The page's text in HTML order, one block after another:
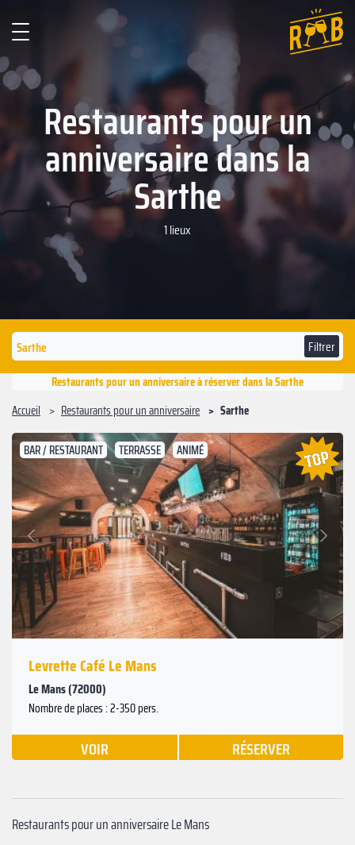
Restaurants pour un
anniversaire dans la
Sarthe
1 lieux
Filtrer
Restaurants pour un anniversaire à réserver dans la Sarthe
Accueil
Restaurants pour un anniversaire Sarthe
BAR / RESTAURANT TERRASSE ANIMÉ
Précédent
Suivant
Levrette Café Le Mans
Le Mans (72000)
Nombre de places : 2-350 pers.
VOIR RÉSERVER
Restaurants pour un anniversaire Le Mans